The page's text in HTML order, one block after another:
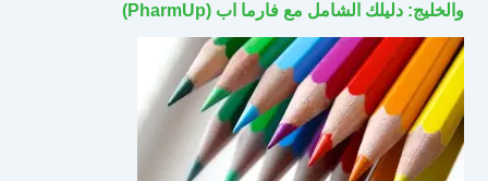
والخليج: دليلك الشامل مع فارما اب (PharmUp)